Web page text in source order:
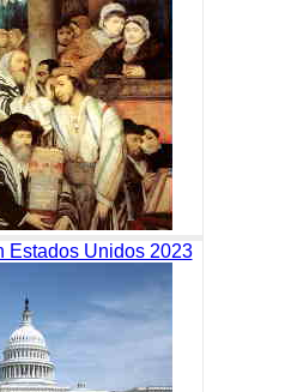
Estados Unidos 2023